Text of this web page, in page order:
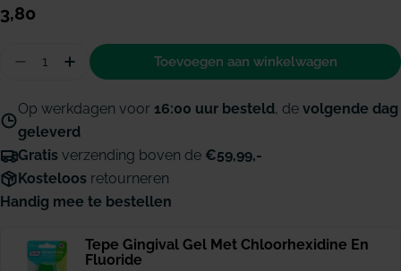
Normale
3,80
Hoeveelheid
Aantal verminderen voor TePe Interdentale
Hoeveelheid verhogen voor TePe
Toevoegen aan winkelwagen
Op werkdagen voor 16:00 uur besteld, de volgende dag
geleverd
Gratis verzending boven de €59,99,-
Kosteloos retourneren
Handig mee te bestellen
Tepe Gingival Gel Met Chloorhexidine En
Fluoride